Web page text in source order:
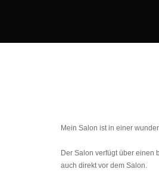
Mein Salon ist in einer
Der Salon verfügt über einen
auch direkt vor dem Salon.